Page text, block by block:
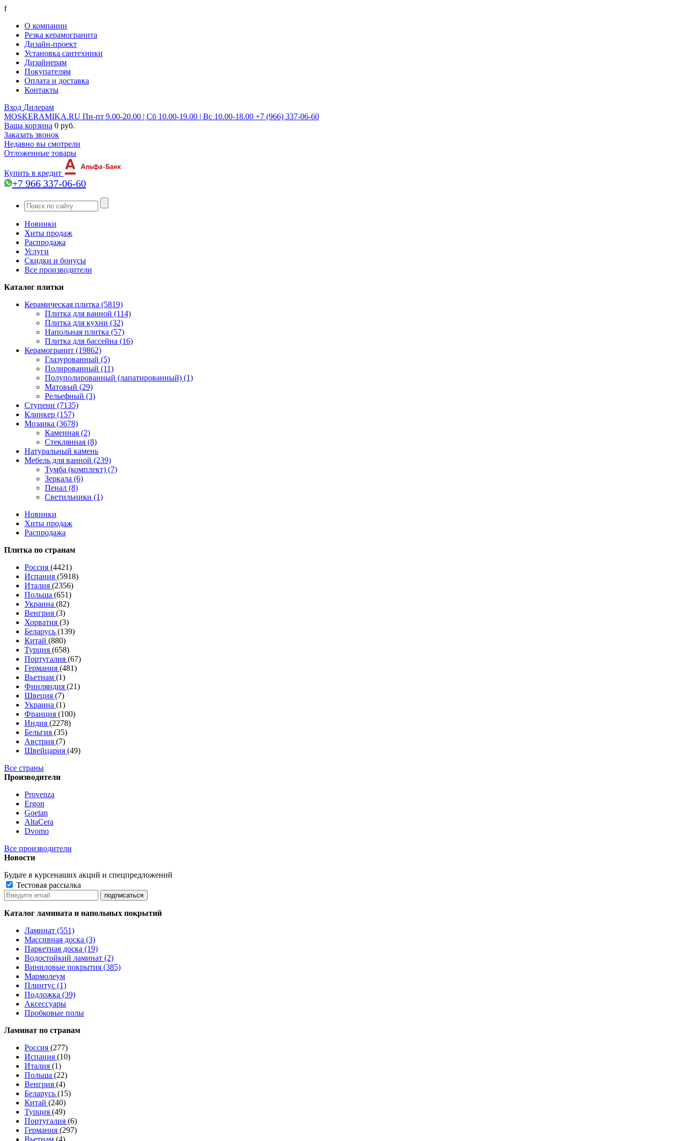
f
О компании
Резка керамогранита
Дизайн-проект
Установка сантехники
Дизайнерам
Покупателям
Оплата и доставка
Контакты
Вход Дилерам
MOSKERAMIKA.RU Пн-пт 9.00-20.00 | Сб 10.00-19.00 | Вс 10.00-18.00 +7 (966) 337-06-60
Ваша корзина 0 руб.
Заказать звонок
Недавно вы смотрели
Отложенные товары
Купить в кредит
+7 966 337-06-60
Новинки
Хиты продаж
Распродажа
Услуги
Скидки и бонусы
Все производители
Каталог плитки
Керамическая плитка (5819)
Плитка для ванной (114)
Плитка для кухни (32)
Напольная плитка (57)
Плитка для бассейна (16)
Керамогранит (19862)
Глазурованный (5)
Полированный (11)
Полуполированный (лапатированный) (1)
Матовый (29)
Рельефный (3)
Ступени (7135)
Клинкер (157)
Мозаика (3678)
Каменная (2)
Стеклянная (8)
Натуральный камень
Мебель для ванной (239)
Тумба (комплект) (7)
Зеркала (6)
Пенал (8)
Светильники (1)
Новинки
Хиты продаж
Распродажа
Плитка по странам
Россия (4421)
Испания (5918)
Италия (2356)
Польша (651)
Украина (82)
Венгрия (3)
Хорватия (3)
Беларусь (139)
Китай (880)
Турция (658)
Португалия (67)
Германия (481)
Вьетнам (1)
Финляндия (21)
Швеция (7)
Украина (1)
Франция (100)
Индия (2278)
Бельгия (35)
Австрия (7)
Швейцария (49)
Все страны
Производители
Provenza
Ergon
Goetan
AltaСera
Dvomo
Все производители
Новости
Будьте в курсенаших акций и спецпредложений
Тестовая рассылка
Каталог ламината и напольных покрытий
Ламинат (551)
Массивная доска (3)
Паркетная доска (19)
Водостойкий ламинат (2)
Виниловые покрытия (385)
Мармолеум
Плинтус (1)
Подложка (39)
Аксессуары
Пробковые полы
Ламинат по странам
Россия (277)
Испания (10)
Италия (1)
Польша (22)
Венгрия (4)
Беларусь (15)
Китай (240)
Турция (49)
Португалия (6)
Германия (297)
Вьетнам (4)